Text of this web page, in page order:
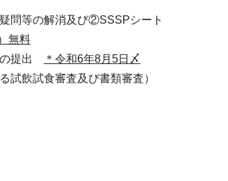
問等の解消及び②SSSPシート
無料
の提出
＊令和6年8月 5日〆
試飲試食審査及び書類審査）